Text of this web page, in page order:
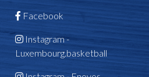
Facebook
Instagram -
Luxembourg.basketball